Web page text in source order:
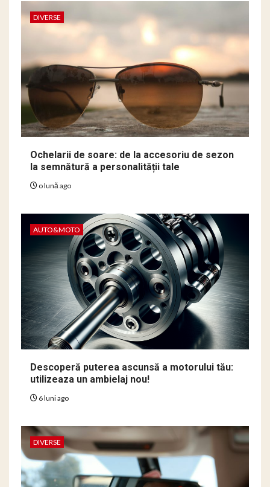
DIVERSE
Ochelarii de soare: de la accesoriu de sezon
la semnătură a personalității tale
o lună ago
AUTO&MOTO
Descoperă puterea ascunsă a motorului tău:
utilizeaza un ambielaj nou!
6 luni ago
DIVERSE